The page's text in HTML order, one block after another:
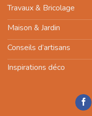
Travaux & Bricolage
Maison & Jardin
Conseils d’artisans
Inspirations déco